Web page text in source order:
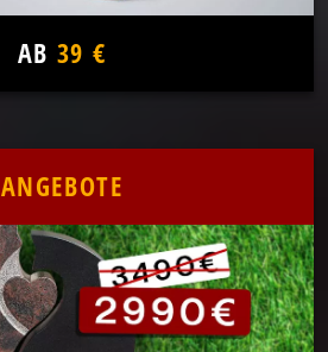
AB 39 €
ANGEBOTE